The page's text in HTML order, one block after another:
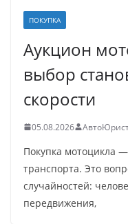
ПОКУПКА
Аукцион
выбор
скорости
05.08.2026
Покупка мотоцикла
транспорта. Это
случайностей:
передвижения,